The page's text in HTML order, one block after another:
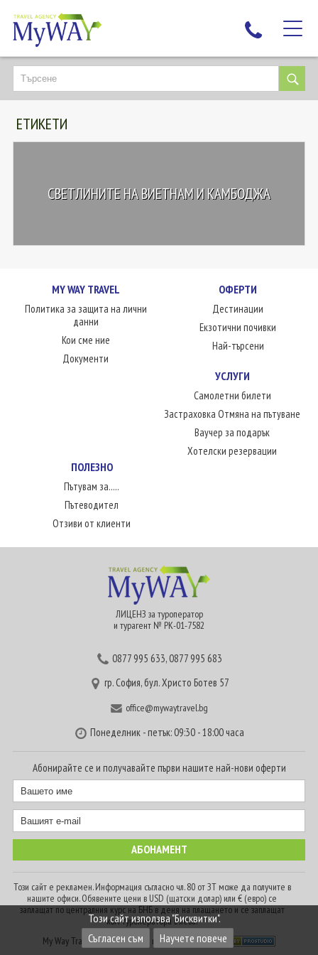
НАЙ-ТЪРСЕНИ
ДЕСТИНАЦИИ
ЕКЗОТИЧНИ ПОЧИВКИ
НОВА ГОДИНА
ЛЮБОПИТНО
КОНТАКТИ
ЕТИКЕТИ
СВЕТЛИНИТЕ НА ВИЕТНАМ И КАМБОДЖА
MY WAY TRAVEL
Политика за защита на лични
данни
Кои сме ние
Документи
ОФЕРТИ
Дестинации
Екзотични почивки
Най-търсени
УСЛУГИ
Самолетни билети
Застраховка Отмяна на пътуване
Ваучер за подарък
Хотелски резервации
ПОЛЕЗНО
Пътувам за.....
Пътеводител
Отзиви от клиенти
ЛИЦЕНЗ за туроператор
и турагент № РК-01-7582
0877 995 633,0877 995 683
гр. София, бул. Христо Ботев 57
office@mywaytravel.bg
Понеделник - петък: 09:30 - 18:00 часа
Абонирайте се и получавайте първи нашите най-нови оферти
Този сайт е рекламен. Информация съгласно чл. 80 от ЗТ може да получите в
нашите офиси. Обявените цени в USD (щатски долар) или € (евро) се
заплащат по централния курс на БНБ в деня на плащането и се заплащат
към туроператора в лева.
My Way Travel © 2016. Всички права запазени
Този сайт използва "Бисквитки".
Съгласен съм
Научете повече